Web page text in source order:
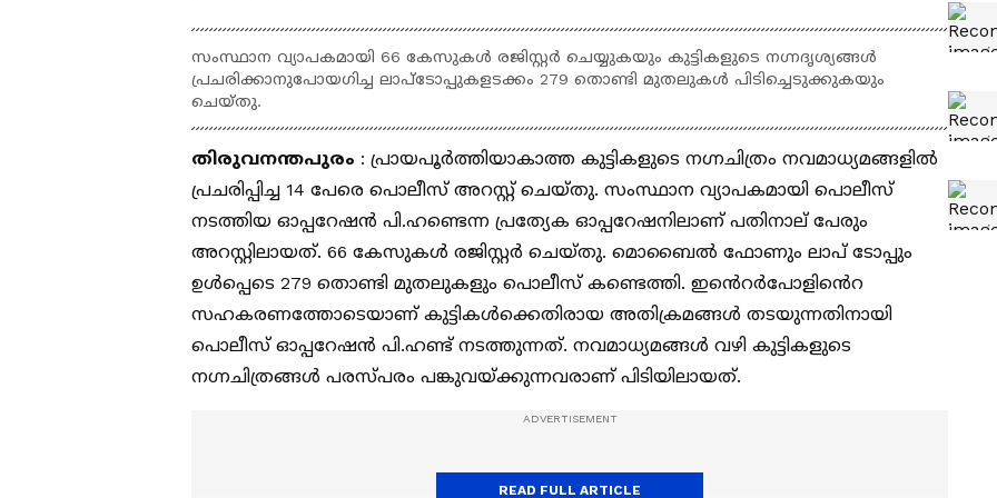
സംസ്ഥാന വ്യാപകമായി 66 കേസുകൾ രജിസ്റ്റർ ചെയ്യുകയും കുട്ടികളുടെ നഗ്നദൃശ്യങ്ങള്‍
പ്രചരിക്കാനുപോയഗിച്ച ലാപ്ടോപ്പുകളടക്കം 279 തൊണ്ടി മുതലുകൾ പിടിച്ചെടുക്കുകയും
ചെയ്തു.
തിരുവനന്തപുരം : പ്രായപൂർത്തിയാകാത്ത കുട്ടികളുടെ നഗ്നചിത്രം നവമാധ്യമങ്ങളിൽ
പ്രചരിപ്പിച്ച 14 പേരെ പൊലീസ് അറസ്റ്റ് ചെയ്തു. സംസ്ഥാന വ്യാപകമായി പൊലീസ്
നടത്തിയ ഓപ്പറേഷൻ പി.ഹണ്ടെന്ന പ്രത്യേക ഓപ്പറേഷനിലാണ് പതിനാല് പേരും
അറസ്റ്റിലായത്. 66 കേസുകള്‍ രജിസ്റ്റർ ചെയ്തു. മൊബൈൽ ഫോണും ലാപ് ടോപ്പും
ഉള്‍പ്പെടെ 279 തൊണ്ടി മുതലുകളും പൊലീസ് കണ്ടെത്തി. ഇൻെറർപോളിൻെറ
സഹകരണത്തോടെയാണ് കുട്ടികള്‍ക്കെതിരായ അതിക്രമങ്ങള്‍ തടയുന്നതിനായി
പൊലീസ് ഓപ്പറേഷൻ പി.ഹണ്ട് നടത്തുന്നത്. നവമാധ്യമങ്ങള്‍ വഴി കുട്ടികളുടെ
നഗ്നചിത്രങ്ങള്‍ പരസ്പരം പങ്കുവയ്ക്കുന്നവരാണ് പിടിയിലായത്.
READ FULL ARTICLE